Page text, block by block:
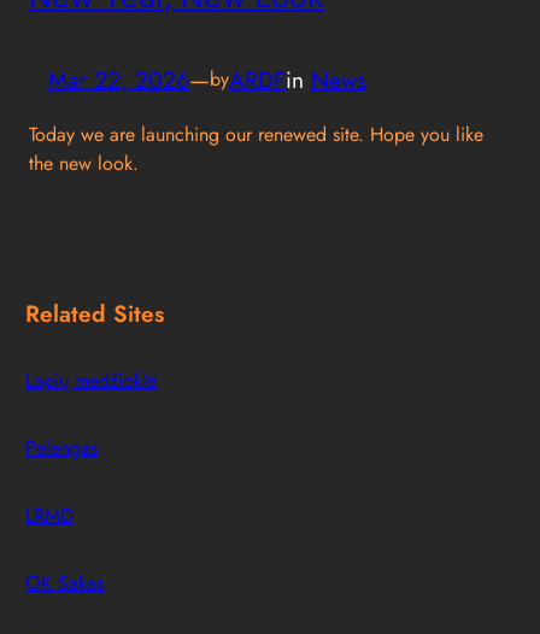
Mar 22, 2026—byARDFin News
Today we are launching our renewed site. Hope you like
the new look.
Related Sites
Lapių medžioklė
Pelengas
LRMD
OK Sakas